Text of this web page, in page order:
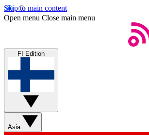
Skip to main content
Open menu Close main menu
FI Edition
Asia